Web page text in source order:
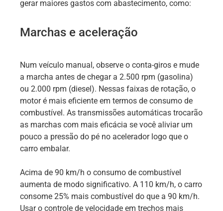
gerar maiores gastos com abastecimento, como:
Marchas e aceleração
Num veículo manual, observe o conta-giros e mude
a marcha antes de chegar a 2.500 rpm (gasolina)
ou 2.000 rpm (diesel). Nessas faixas de rotação, o
motor é mais eficiente em termos de consumo de
combustível. As transmissões automáticas trocarão
as marchas com mais eficácia se você aliviar um
pouco a pressão do pé no acelerador logo que o
carro embalar.
Acima de 90 km/h o consumo de combustível
aumenta de modo significativo. A 110 km/h, o carro
consome 25% mais combustível do que a 90 km/h.
Usar o controle de velocidade em trechos mais